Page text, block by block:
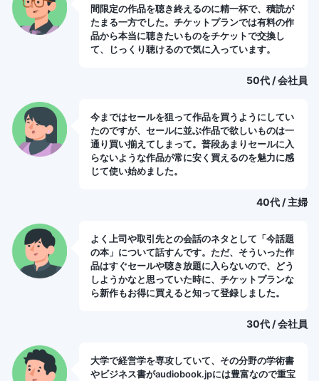
間限定の作品を聴き終えるのに精一杯で、積読が
たまる一方でした。チケットプランでは有料の作
品から本当に聴きたいものをチケットで交換し
て、じっくり聴けるので気に入っています。
50代 / 会社員
今まではセールを狙って作品を買うようにしてい
たのですが、セールに並ぶ作品で欲しいものは一
通り買い揃えてしまって。普段あまりセールに入
らないような作品が常に安く買えるのを魅力に感
じて使い始めました。
40代 / 主婦
よく上司や取引先との会話のネタとして「今話題
の本」について話すんです。ただ、そういった作
品はすぐセールや聴き放題に入らないので、どう
しようかなと思っていた時に、チケットプランな
ら新作もお得に買えると知って登録しました。
30代 / 会社員
大学で経営学を専攻していて、その分野の学術書
やビジネス書がaudiobook.jpには豊富なので重宝